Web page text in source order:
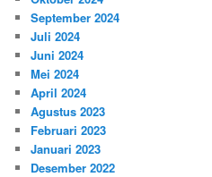
September 2024
Juli 2024
Juni 2024
Mei 2024
April 2024
Agustus 2023
Februari 2023
Januari 2023
Desember 2022